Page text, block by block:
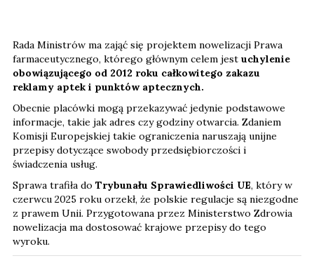
Rada Ministrów ma zająć się projektem nowelizacji Prawa
farmaceutycznego, którego głównym celem jest uchylenie
obowiązującego od 2012 roku całkowitego zakazu
reklamy aptek i punktów aptecznych.
Obecnie placówki mogą przekazywać jedynie podstawowe
informacje, takie jak adres czy godziny otwarcia. Zdaniem
Komisji Europejskiej takie ograniczenia naruszają unijne
przepisy dotyczące swobody przedsiębiorczości i
świadczenia usług.
Sprawa trafiła do Trybunału Sprawiedliwości UE, który w
czerwcu 2025 roku orzekł, że polskie regulacje są niezgodne
z prawem Unii. Przygotowana przez Ministerstwo Zdrowia
nowelizacja ma dostosować krajowe przepisy do tego
wyroku.